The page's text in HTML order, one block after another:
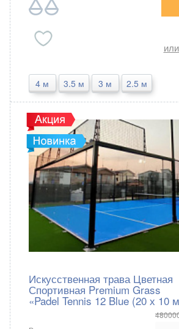
4 м 3.5 м 3 м 2.5 м
Искусственная трава Цветная
Спортивная Premium Grass
«Padel Tennis 12 Blue (20 х 10